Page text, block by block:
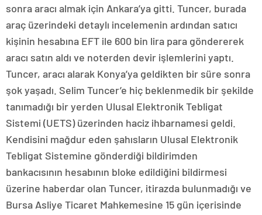
sonra aracı almak için Ankara’ya gitti. Tuncer, burada
araç üzerindeki detaylı incelemenin ardından satıcı
kişinin hesabına EFT ile 600 bin lira para göndererek
aracı satın aldı ve noterden devir işlemlerini yaptı.
Tuncer, aracı alarak Konya’ya geldikten bir süre sonra
şok yaşadı. Selim Tuncer’e hiç beklenmedik bir şekilde
tanımadığı bir yerden Ulusal Elektronik Tebligat
Sistemi (UETS) üzerinden haciz ihbarnamesi geldi.
Kendisini mağdur eden şahısların Ulusal Elektronik
Tebligat Sistemine gönderdiği bildirimden
bankacısının hesabının bloke edildiğini bildirmesi
üzerine haberdar olan Tuncer, itirazda bulunmadığı ve
Bursa Asliye Ticaret Mahkemesine 15 gün içerisinde